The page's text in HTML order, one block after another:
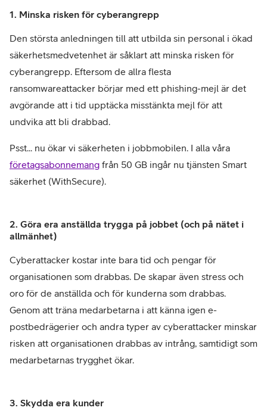
1. Minska risken för cyberangrepp
Den största anledningen till att utbilda sin personal i ökad
säkerhetsmedvetenhet är såklart att minska risken för
cyberangrepp. Eftersom de allra flesta
ransomwareattacker börjar med ett phishing-mejl är det
avgörande att i tid upptäcka misstänkta mejl för att
undvika att bli drabbad.
Psst... nu ökar vi säkerheten i jobbmobilen. I alla våra
företagsabonnemang från 50 GB ingår nu tjänsten Smart
säkerhet (WithSecure).
2. Göra era anställda trygga på jobbet (och på nätet i
allmänhet)
Cyberattacker kostar inte bara tid och pengar för
organisationen som drabbas. De skapar även stress och
oro för de anställda och för kunderna som drabbas.
Genom att träna medarbetarna i att känna igen e-
postbedrägerier och andra typer av cyberattacker minskar
risken att organisationen drabbas av intrång, samtidigt som
medarbetarnas trygghet ökar.
3. Skydda era kunder